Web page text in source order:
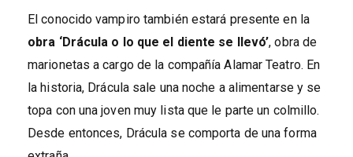
El conocido vampiro también estará presente en la
obra ‘Drácula o lo que el diente se llevó’, obra de
marionetas a cargo de la compañía Alamar Teatro. En
la historia, Drácula sale una noche a alimentarse y se
topa con una joven muy lista que le parte un colmillo.
Desde entonces, Drácula se comporta de una forma